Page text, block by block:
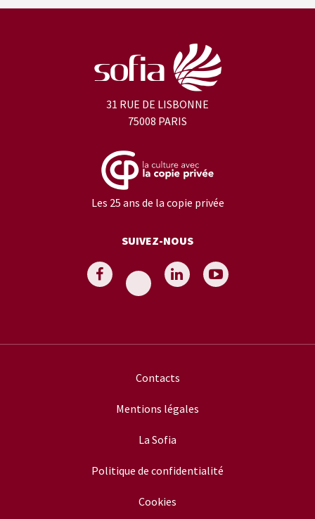
31 RUE DE LISBONNE
75008 PARIS
Les 25 ans de la copie privée
SUIVEZ-NOUS
Contacts
Mentions légales
La Sofia
Politique de confidentialité
Cookies